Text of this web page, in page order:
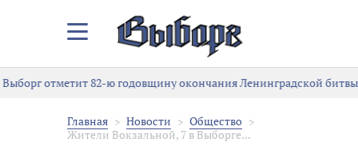
Закрыть/
меню
Выборг отметит 82-ю годовщину окончания Ленинградской битвы
Главная Новости
Общество
Жители Вокзальной, 7 в Выборге...